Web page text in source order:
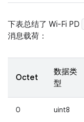
下表总结了 Wi-Fi PD
消息载荷：
Octet
数据类
型
0 uint8